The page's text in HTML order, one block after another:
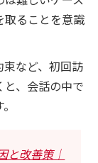
取ることを意識
など、初回訪
、会話の中で
と改善策｜